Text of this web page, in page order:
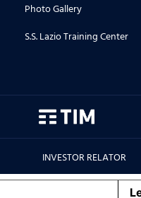
Photo Gallery
S.S. Lazio Training Center
INVESTOR RELATOR